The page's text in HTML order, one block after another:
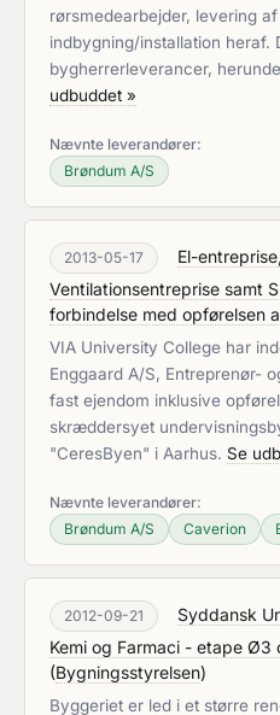
rørsmedearbejder, levering
indbygning/installation heraf.
bygherrerleverancer,
udbuddet »
Nævnte leverandører:
Brøndum A/S
2013-05-17
El-
Ventilationsentreprise samt
forbindelse med opførelsen
VIA University College har
Enggaard A/S, Entreprenør-
fast ejendom inklusive
skræddersyet
"CeresByen" i Aarhus. Se
Nævnte leverandører:
Brøndum A/S
Caverion
2012-09-21
Syddansk
Kemi og Farmaci - etape Ø3
(Bygningsstyrelsen)
Byggeriet er led i et større